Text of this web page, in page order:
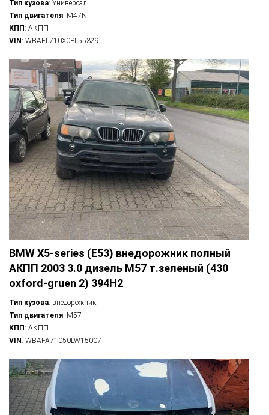
Тип кузова: Универсал
Тип двигателя: M47N
КПП: АКПП
VIN: WBAEL710X0PL55329
BMW X5-series (E53) внедорожник полный
АКПП 2003 3.0 дизель M57 т.зеленый (430
oxford-gruen 2) 394H2
Тип кузова: внедорожник
Тип двигателя: M57
КПП: АКПП
VIN: WBAFA71050LW15007